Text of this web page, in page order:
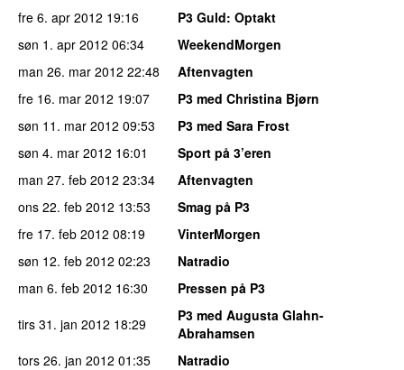
fre 6. apr 2012 19:16 P3 Guld: Optakt
søn 1. apr 2012 06:34
WeekendMorgen
man 26. mar 2012 22:48
Aftenvagten
fre 16. mar 2012 19:07
P3 med Christina Bjørn
søn 11. mar 2012 09:53
P3 med Sara Frost
søn 4. mar 2012 16:01
Sport på 3’eren
man 27. feb 2012 23:34
Aftenvagten
ons 22. feb 2012 13:53
Smag på P3
fre 17. feb 2012 08:19
VinterMorgen
søn 12. feb 2012 02:23
Natradio
man 6. feb 2012 16:30
Pressen på P3
tirs 31. jan 2012 18:29
P3 med Augusta Glahn-
Abrahamsen
tors 26. jan 2012 01:35
Natradio